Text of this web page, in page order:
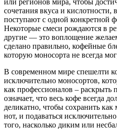
сочетания вкуса и кислотности,
поступают с одной конкретной
Некоторые смеси рождаются в
другие — это воплощение
сделано правильно, кофейные
которую моносорта не всегда
В современном мире спешелти
исключительно моносортов,
как профессионалов – раскрыть
означает, что весь кофе всегда
деликатно, чтобы сохранить
нот, и подаваться
того, насколько диким или